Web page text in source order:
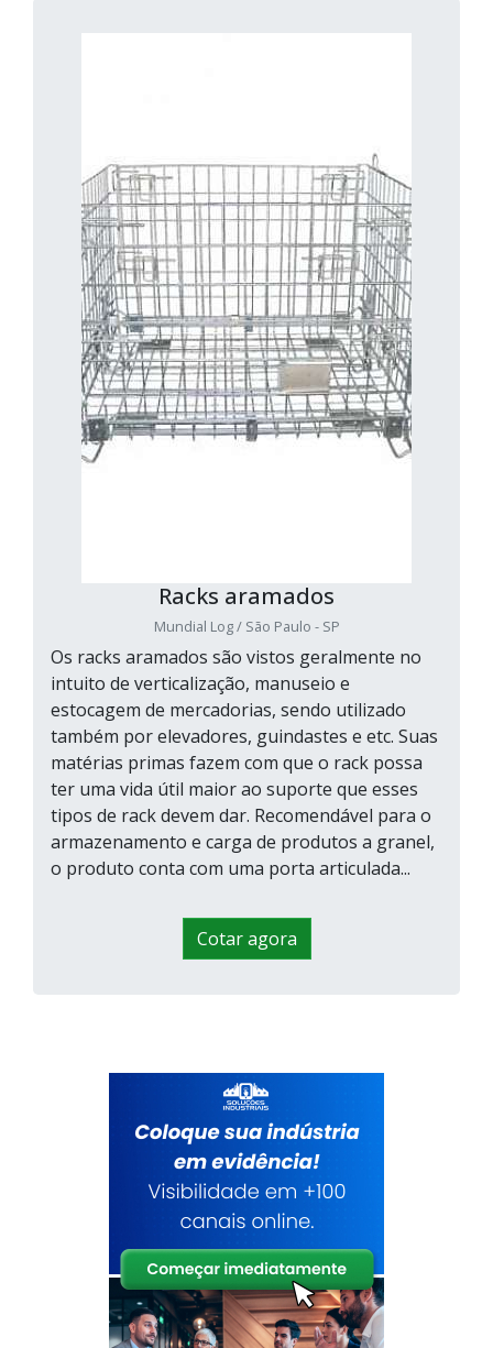
Racks aramados
Mundial Log / São Paulo - SP
Os racks aramados são vistos geralmente no
intuito de verticalização, manuseio e
estocagem de mercadorias, sendo utilizado
também por elevadores, guindastes e etc. Suas
matérias primas fazem com que o rack possa
ter uma vida útil maior ao suporte que esses
tipos de rack devem dar. Recomendável para o
armazenamento e carga de produtos a granel,
o produto conta com uma porta articulada...
Cotar agora